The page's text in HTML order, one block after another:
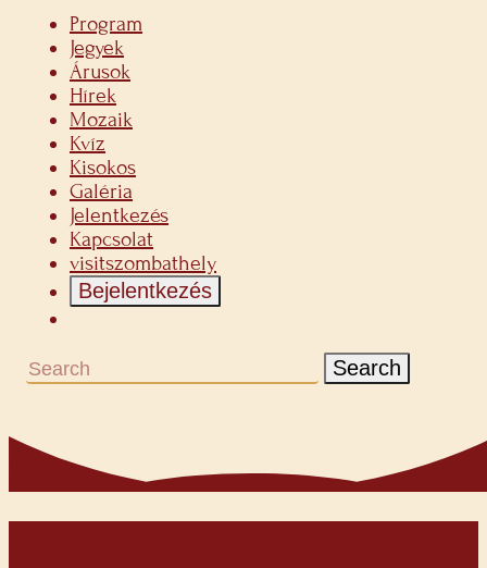
Program
Jegyek
Árusok
Hírek
Mozaik
Kvíz
Kisokos
Galéria
Jelentkezés
Kapcsolat
visitszombathely
Bejelentkezés
Search